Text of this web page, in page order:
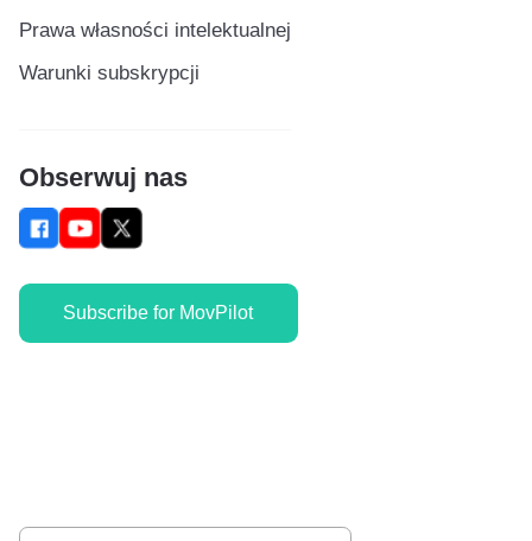
Prawa własności intelektualnej
Warunki subskrypcji
Obserwuj nas
Subscribe for MovPilot